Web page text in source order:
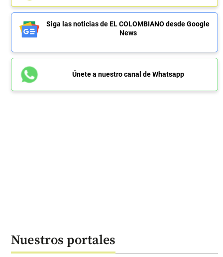
Siga las noticias de EL COLOMBIANO desde Google
News
Únete a nuestro canal de Whatsapp
Nuestros portales